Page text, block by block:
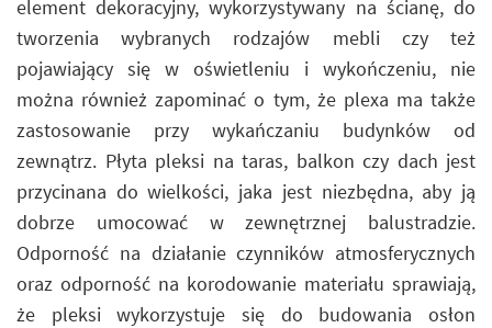
element dekoracyjny, wykorzystywany na ścianę, do
tworzenia wybranych rodzajów mebli czy też
pojawiający się w oświetleniu i wykończeniu, nie
można również zapominać o tym, że plexa ma także
zastosowanie przy wykańczaniu budynków od
zewnątrz. Płyta pleksi na taras, balkon czy dach jest
przycinana do wielkości, jaka jest niezbędna, aby ją
dobrze umocować w zewnętrznej balustradzie.
Odporność na działanie czynników atmosferycznych
oraz odporność na korodowanie materiału sprawiają,
że pleksi wykorzystuje się do budowania osłon